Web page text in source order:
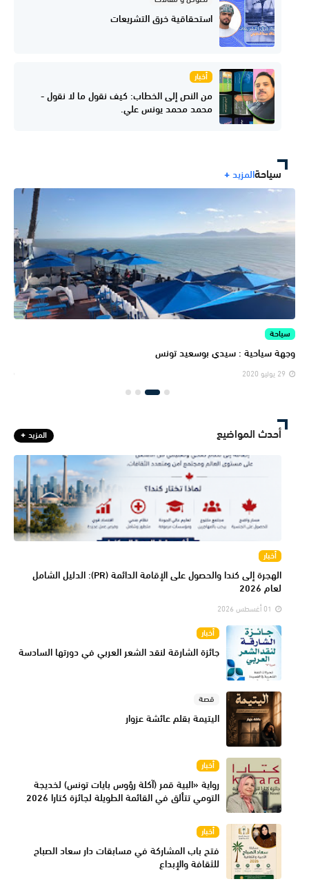
استحقاقية خرق التشريعات
أخبار
من النص إلى الخطاب: كيف نقول ما لا نقول -
محمد محمد يونس علي.
سياحة المزيد
سياحة
جماليات سياحية متنوعة
29 يوليو 2020
أحدث المواضيع المزيد
أخبار
الهجرة إلى كندا والحصول على الإقامة الدائمة (PR): الدليل الشامل
لعام 2026
01 أغسطس 2026
أخبار
جائزة الشارقة لنقد الشعر العربي في دورتها السادسة
قصة
اليتيمة بقلم عائشة عزوار
أخبار
رواية «البية قمر (آكلة رؤوس بايات تونس) لخديجة
التومي تتألق في القائمة الطويلة لجائزة كتارا 2026
أخبار
فتح باب المشاركة في مسابقات دار سعاد الصباح
للثقافة والإبداع